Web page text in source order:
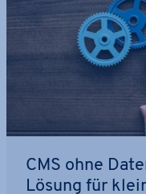
CMS ohne
Lösung für